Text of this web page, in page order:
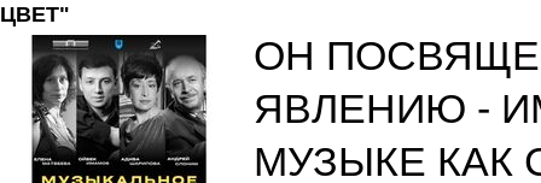
ЦВЕТ"
ОН
ЯВЛЕНИЮ -
МУЗЫКЕ КАК